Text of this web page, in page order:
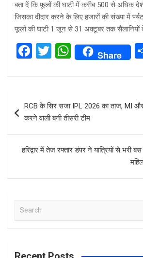
बता दें कि फूलों की घाटी में करीब 500 से अधिक
जिसका दीदार करने के लिए हजारों की संख्या में
फूलों की घाटी 1 जून से 31 अक्टूबर तक सैलानियों
F
ce
o
k
T
tt
W
at
A
p
Share
navigation
RCB के सिर सजा IPL 2026 का ताज, MI
करने वाली बनी तीसरी टीम
हरिद्वार में तेज रफ्तार डंपर ने यात्रियों से भरी
a
c